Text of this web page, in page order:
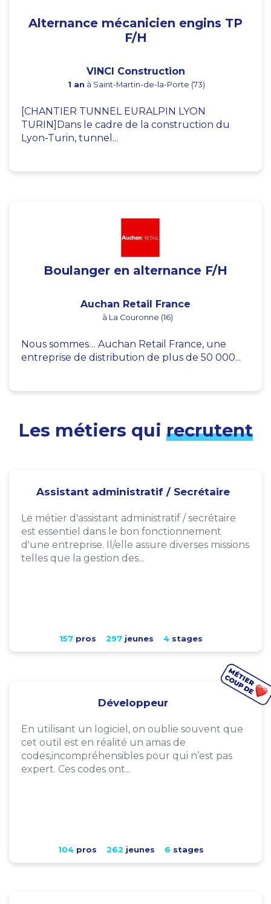
Alternance mécanicien engins TP
F/H
VINCI Construction
1 an à Saint-Martin-de-la-Porte (73)
[CHANTIER TUNNEL EURALPIN LYON
TURIN]Dans le cadre de la construction du
Lyon-Turin, tunnel...
Boulanger en alternance F/H
Auchan Retail France
à La Couronne (16)
Nous sommes… Auchan Retail France, une
entreprise de distribution de plus de 50 000...
Les métiers qui recrutent
Assistant administratif / Secrétaire
Le métier d'assistant administratif / secrétaire
est essentiel dans le bon fonctionnement
d'une entreprise. Il/elle assure diverses missions
telles que la gestion des...
157pros 297jeunes 4stages
Développeur
En utilisant un logiciel, on oublie souvent que
cet outil est en réalité un amas de
codes,incompréhensibles pour qui n’est pas
expert. Ces codes ont...
104pros 262 jeunes 6 stages